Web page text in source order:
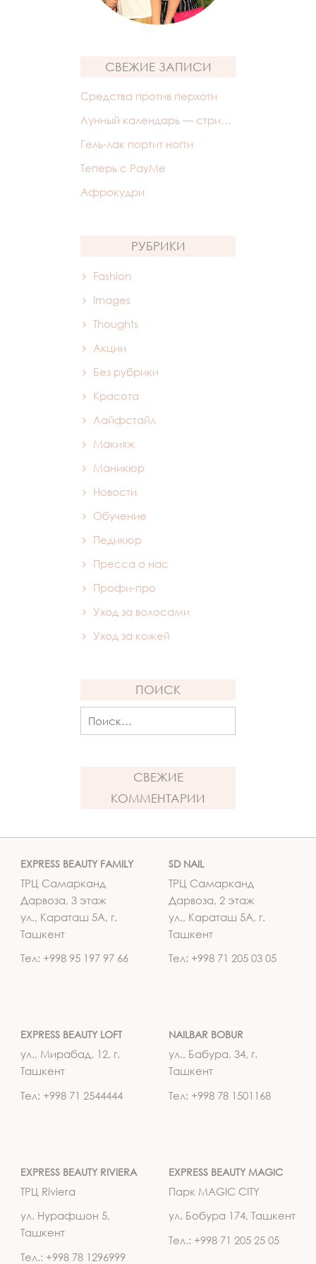
СВЕЖИЕ ЗАПИСИ
Средства против перхоти
Лунный календарь — стрижек
Гель-лак портит ногти
Теперь с PayMe
Афрокудри
РУБРИКИ
Fashion
Images
Thoughts
Акции
Без рубрики
Красота
Лайфстайл
Макияж
Маникюр
Новости
Обучение
Педикюр
Пресса о нас
Профи-про
Уход за волосами
Уход за кожей
ПОИСК
Найти:
СВЕЖИЕ
КОММЕНТАРИИ
EXPRESS BEAUTY FAMILY
ТРЦ Самарканд
Дарвоза, 3 этаж
ул., Караташ 5А, г.
Ташкент
Тел: +998 95 197 97 66
SD NAIL
ТРЦ Самарканд
Дарвоза, 2 этаж
ул., Караташ 5А, г.
Ташкент
Тел: +998 71 205 03 05
EXPRESS BEAUTY LOFT
ул., Мирабад, 12, г.
Ташкент
Тел: +998 71 2544444
NAILBAR BOBUR
ул., Бабура, 34, г.
Ташкент
Тел: +998 78 1501168
EXPRESS BEAUTY RIVIERA
ТРЦ Riviera
ул. Нурафшон 5,
Ташкент
Тел.: +998 78 1296999
EXPRESS BEAUTY MAGIC
Парк MAGIC CITY
ул. Бобура 174, Ташкент
Тел.: +998 71 205 25 05